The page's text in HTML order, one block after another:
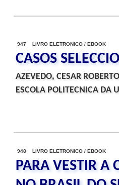
947 LIVRO ELETRONICO / EBOOK
CASOS
AZEVEDO, CESAR
ESCOLA POLITECNICA DA
948 LIVRO ELETRONICO / EBOOK
PARA VESTIR A